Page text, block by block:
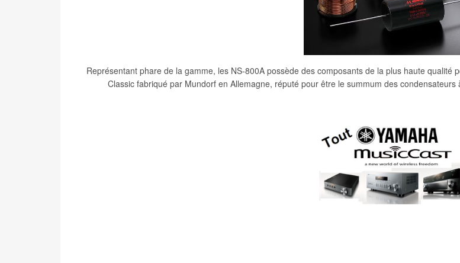
Représentant phare de la gamme, les NS-800A possède des composants de la plus haute
Classic fabriqué par Mundorf en Allemagne, réputé pour être le summum des